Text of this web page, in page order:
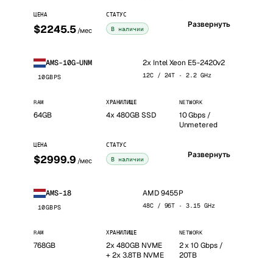
ЦЕНА
$2245.5 /мес
СТАТУС
В наличии Развернуть
AMS-10G-UNM
10GBPS
2x Intel Xeon E5-2420v2
12C / 24T · 2.2 GHz
RAM
64GB
ХРАНИЛИЩЕ
4x 480GB SSD
NETWORK
10 Gbps /
Unmetered
ЦЕНА
$2999.9 /мес
СТАТУС
В наличии Развернуть
AMS-18
10GBPS
AMD 9455P
48C / 96T · 3.15 GHz
RAM
768GB
ХРАНИЛИЩЕ
2x 480GB NVME
+ 2x 3.8TB NVME
NETWORK
2 x 10 Gbps /
20TB